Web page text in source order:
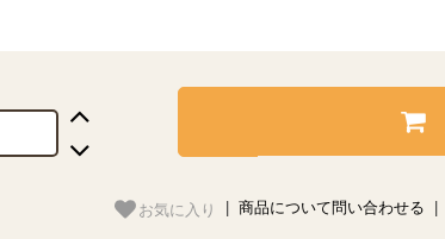
お気に入り 商品について問い合わせる